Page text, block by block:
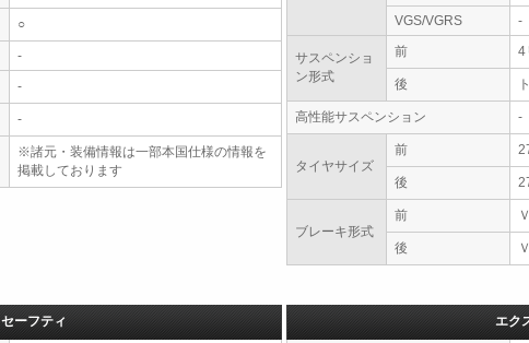
○
-
-
-
※諸元・装備情報は一部本国仕様の情報を
掲載しております
VGS/VGRS -
サスペンショ
ン形式
前 4
後
高性能サスペンション -
タイヤサイズ
前
後
ブレーキ形式
前
後
セーフティ エク